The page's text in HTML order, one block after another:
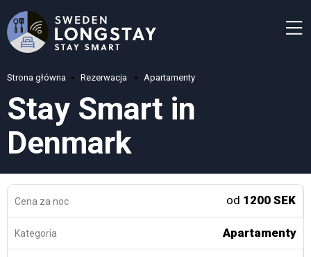
Strona główna Rezerwacja Apartamenty
Stay Smart in
Denmark
Cena za noc od 1200 SEK
Kategoria Apartamenty